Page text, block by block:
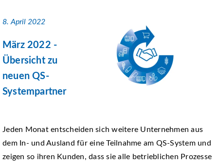
8. April 2022
März 2022 -
Übersicht zu
neuen QS-
Systempartner
Jeden Monat entscheiden sich weitere Unternehmen aus
dem In- und Ausland für eine Teilnahme am QS-System und
zeigen so ihren Kunden, dass sie alle betrieblichen Prozesse